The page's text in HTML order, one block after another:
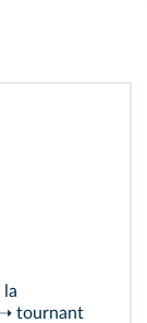
la
tournant